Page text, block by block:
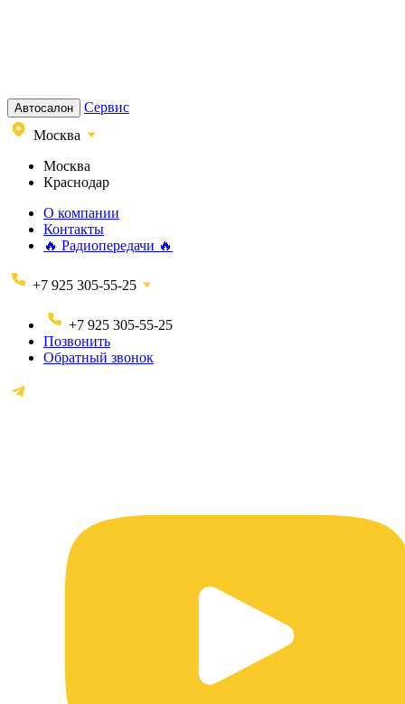
Автосалон
Сервис
Москва
Москва
Краснодар
О компании
Контакты
🔥 Радиопередачи 🔥
+7 925 305-55-25
+7 925 305-55-25
Позвонить
Обратный звонок